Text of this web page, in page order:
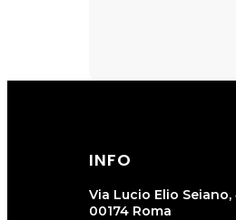
INFO
Via Lucio Elio Seiano,
00174 Roma